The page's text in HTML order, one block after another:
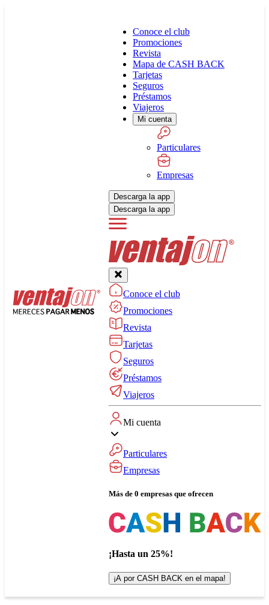
Conoce el club
Promociones
Revista
Mapa de CASH BACK
Tarjetas
Seguros
Préstamos
Viajeros
Mi cuenta
Particulares
Empresas
Descarga la app
Descarga la app
Conoce el club
Promociones
Revista
Tarjetas
Seguros
Préstamos
Viajeros
Mi cuenta
Particulares
Empresas
Más de 0 empresas que ofrecen
¡Hasta un 25%!
¡A por CASH BACK en el mapa!